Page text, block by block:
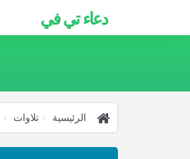
دعاء تي في
الرئيسية تلاوات